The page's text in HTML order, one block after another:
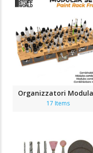
Organizzatori
17 Items